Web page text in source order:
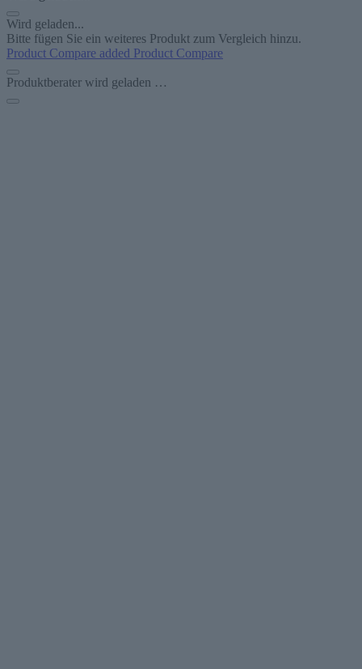
Wird geladen...
Bitte fügen Sie ein weiteres Produkt zum Vergleich hinzu.
Product Compare added Product Compare
Produktberater wird geladen …